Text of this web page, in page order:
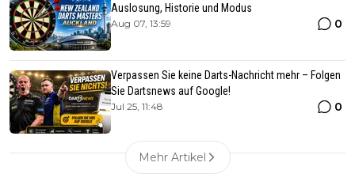
Auslosung, Historie und Modus
Aug 07, 13:59 0
Verpassen Sie keine Darts-Nachricht mehr – Folgen
Sie Dartsnews auf Google!
Jul 25, 11:48 0
Mehr Artikel